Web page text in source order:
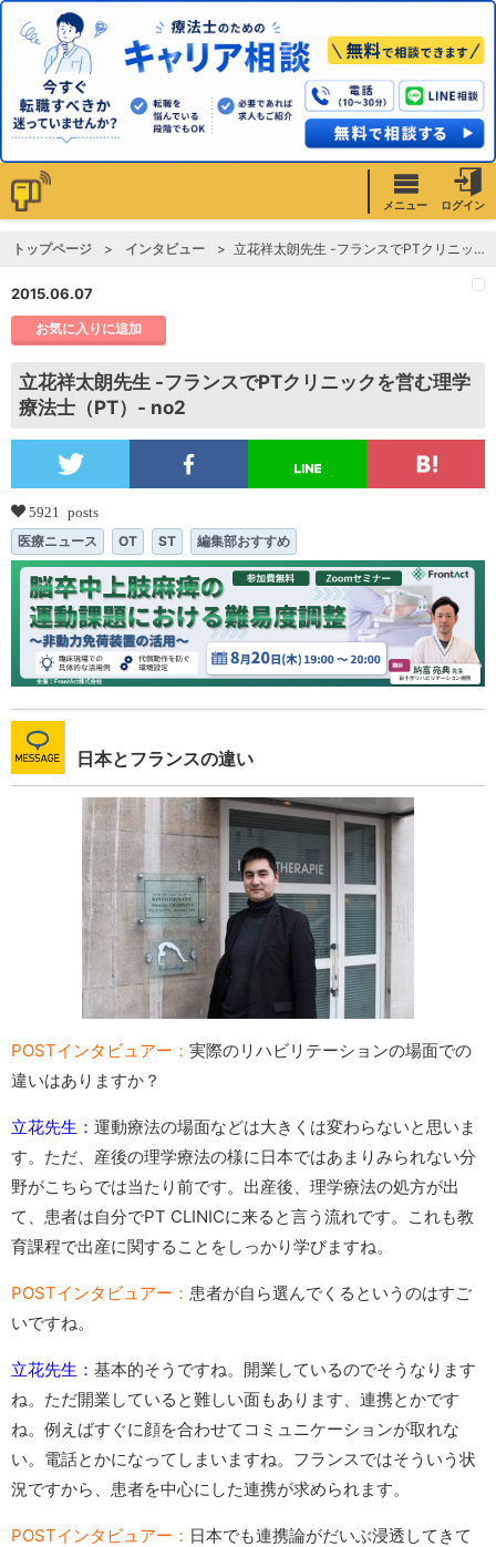
メニュー ログイン
トップページ インタビュー 立花祥太朗先生 -フランスでPTクリニックを営む理学療法士（PT）- no2
2015.06.07
お気に入りに追加
立花祥太朗先生 -フランスでPTクリニックを営む理学
療法士（PT）- no2
5921 posts
医療ニュース OT ST 編集部おすすめ
日本とフランスの違い
POSTインタビュアー： 実際のリハビリテーションの場面での
違いはありますか？
立花先生： 運動療法の場面などは大きくは変わらないと思いま
す。ただ、産後の理学療法の様に日本ではあまりみられない分
野がこちらでは当たり前です。出産後、理学療法の処方が出
て、患者は自分でPT CLINICに来ると言う流れです。これも教
育課程で出産に関することをしっかり学びますね。
POSTインタビュアー： 患者が自ら選んでくるというのはすご
いですね。
立花先生： 基本的そうですね。開業しているのでそうなります
ね。ただ開業していると難しい面もあります、連携とかです
ね。例えばすぐに顔を合わせてコミュニケーションが取れな
い。電話とかになってしまいますね。フランスではそういう状
況ですから、患者を中心にした連携が求められます。
POSTインタビュアー： 日本でも連携論がだいぶ浸透してきて